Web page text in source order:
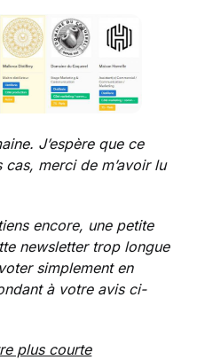
J’espère que ce
merci de m’avoir lu
encore, une petite
newsletter trop longue
simplement en
à votre avis ci-
plus courte